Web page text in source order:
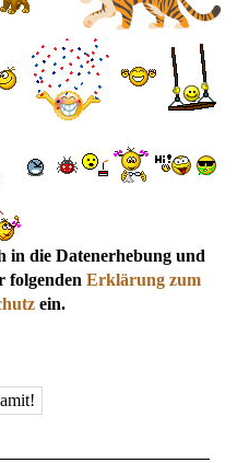
die Datenerhebung und
folgenden Erklärung zum
ein.